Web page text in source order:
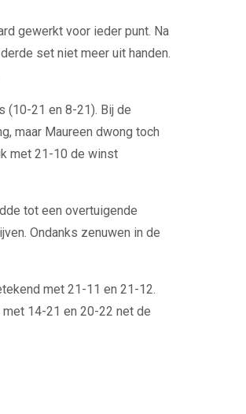
gewerkt voor ieder punt. Na
set niet meer uit handen.
(10-21 en 8-21). Bij de
maar Maureen dwong toch
met 21-10 de winst
tot een overtuigende
Ondanks zenuwen in de
met 21-11 en 21-12.
14-21 en 20-22 net de